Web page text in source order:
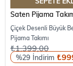
Saten Pijama
Çiçek Desenli Büyük
Pijama Takımı
%29
₺1.399,00